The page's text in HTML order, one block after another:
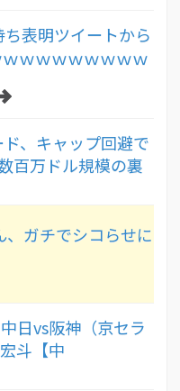
表明ツイートから
ｗｗｗｗｗｗｗｗ
ド、キャップ回避で
百万ドル規模の裏
、ガチでシコらせに
日vs阪神（京セラ
斗【中